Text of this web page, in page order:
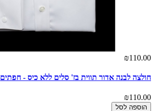
₪110.00
חולצה לבנה אדור תווית בז' סלים ללא כיס - חפתים
₪110.00
הוספה לסל